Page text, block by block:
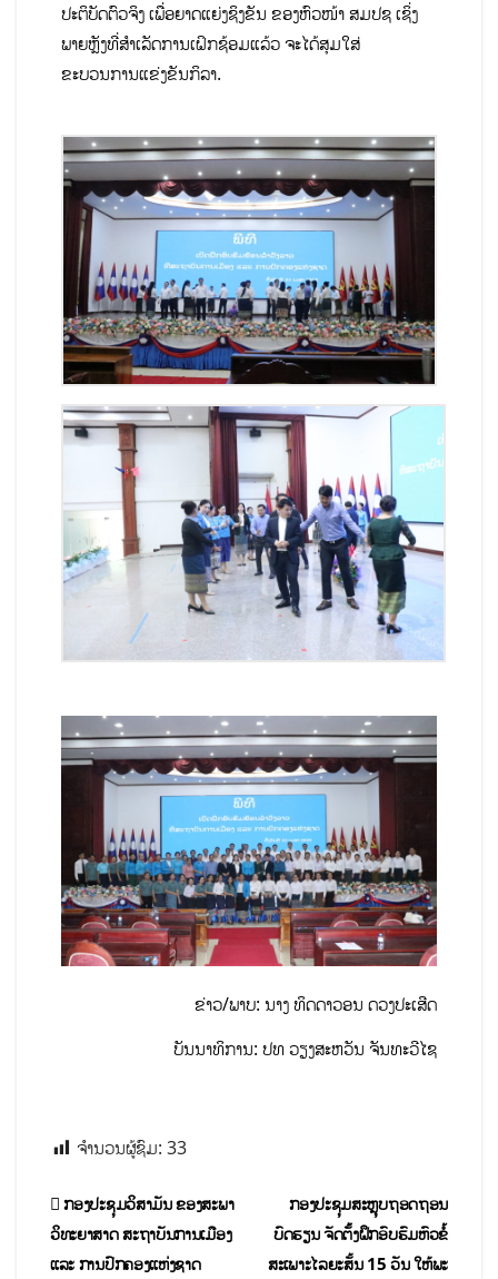
ປະຕິບັດຕົວຈິງ ເພື່ອຍາດແຍ່ງຊິງຂັນ ຂອງຫົວໜ້າ ສມປຊ ເຊິ່ງ
ພາຍຫຼັງທີ່ສໍາເລັດການເຝິກຊ້ອມແລ້ວ ຈະໄດ້ສຸມໃສ່
ຂະບວນການແຂ່ງຂັນກິລາ.
ຂ່າວ/ພາບ: ນາງ ທິດດາວອນ ດວງປະເສີດ
ບັນນາທິການ: ປທ ວຽງສະຫວັນ ຈັນທະວີໄຊ
ຈຳນວນຜູ້ຊົມ: 33
ກອງປະຊຸມສະຫຼຸບຖອດຖອນ
ບົດຮຽນ ຈັດຕັ້້ງຝຶກອົບຮົມຫົວຂໍ້
ສະເພາະໄລຍະສັ້ນ 15 ວັນ ໃຫ້ພະ
ກອງປະຊຸມວິສາມັນ ຂອງສະພາ
ວິທະຍາສາດ ສະຖາບັນການເມືອງ
ແລະ ການປົກຄອງແຫ່ງຊາດ